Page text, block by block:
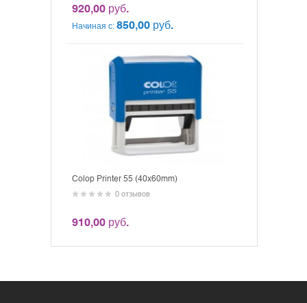
920,00 руб.
Начиная с: 850,00 руб.
Colop Printer 55 (40x60mm)
0 отзывов
910,00 руб.